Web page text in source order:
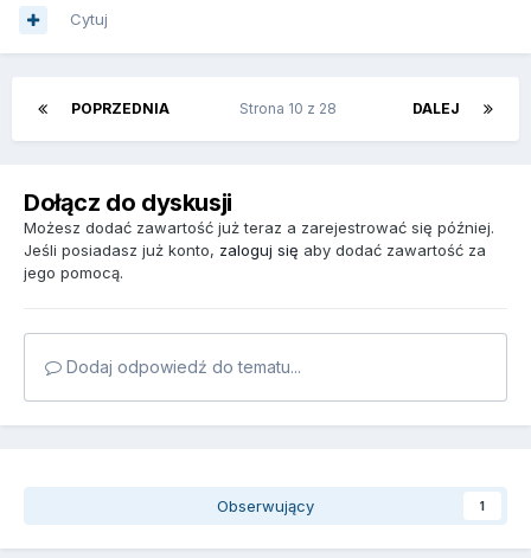
Cytuj
POPRZEDNIA DALEJ
Strona 10 z 28
Dołącz do dyskusji
Możesz dodać zawartość już teraz a zarejestrować się później.
Jeśli posiadasz już konto, zaloguj się aby dodać zawartość za
jego pomocą.
Dodaj odpowiedź do tematu...
Obserwujący 1